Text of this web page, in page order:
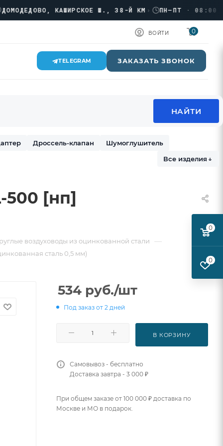
КАШИРСКОЕ Ш., 38-Й КМ› ПН–ПТ · 08:00 →
ВОЙТИ 0
TELEGRAM ЗАКАЗАТЬ ЗВОНОК
Дроссель-клапан
Шумоглушитель
Все изделия ↓
500 [нп]
воздуховоды из оцинкованной стали —
сталь 0,5 мм)
534 руб./шт
Под заказ от 2 дней
В КОРЗИНУ
Самовывоз - бесплатно
Доставка завтра - 3 000 ₽
При общем заказе от 100 000 ₽ доставка по
Москве и МО в подарок.
0
0